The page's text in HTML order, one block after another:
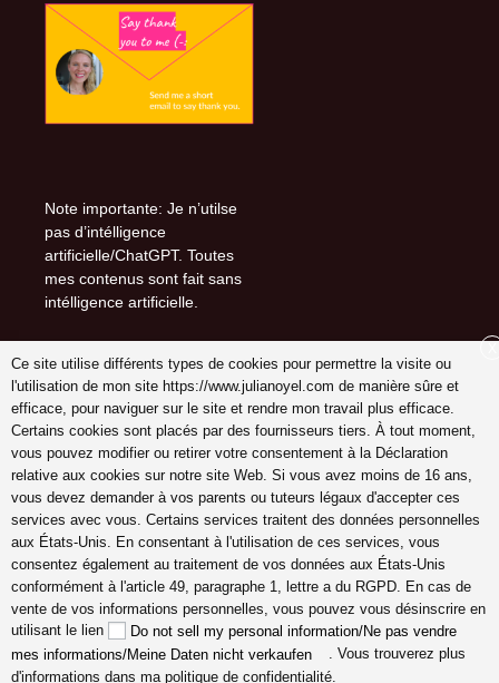
Note importante: Je n’utilse
pas d’intélligence
artificielle/ChatGPT. Toutes
mes contenus sont fait sans
intélligence artificielle.
Suivez-moi sur (-:
youtube
INSTAGRAM
Pinterest
coach en gestion émotions,
communication, relation,
amour véritable Lyon,
Cannes, France en ligne,
hypersensible empathes
Ce site utilise différents types de cookies pour permettre la visite ou
l'utilisation de mon site https://www.julianoyel.com de manière sûre et
efficace, pour naviguer sur le site et rendre mon travail plus efficace.
Certains cookies sont placés par des fournisseurs tiers. À tout moment,
vous pouvez modifier ou retirer votre consentement à la Déclaration
relative aux cookies sur notre site Web. Si vous avez moins de 16 ans,
vous devez demander à vos parents ou tuteurs légaux d'accepter ces
services avec vous. Certains services traitent des données personnelles
aux États-Unis. En consentant à l'utilisation de ces services, vous
consentez également au traitement de vos données aux États-Unis
conformément à l'article 49, paragraphe 1, lettre a du RGPD. En cas de
vente de vos informations personnelles, vous pouvez vous désinscrire en
utilisant le lien
Do not sell my personal information/Ne pas vendre
mes informations/Meine Daten nicht verkaufen
. Vous trouverez plus
d'informations dans ma politique de confidentialité.